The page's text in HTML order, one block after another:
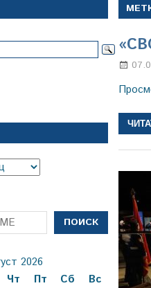
ПОИСК
2026
Чт Пт Сб
Вс